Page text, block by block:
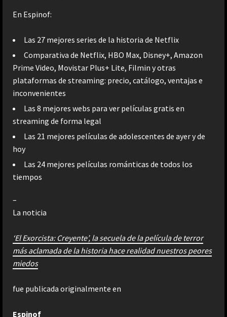
En Espinof:
Las 27 mejores series de la historia de Netflix
Comparativa de Netflix, HBO Max, Disney+, Amazon
Prime Video, Movistar Plus+ Lite, Filmin y otras
plataformas de streaming: precio, catálogo, ventajas e
inconvenientes
Las 8 mejores webs para ver películas gratis en
streaming de forma legal
Las 21 mejores películas de adolescentes de ayer y de
hoy
Las 24 mejores películas románticas de todos los
tiempos
–
La noticia
‘El Exorcista: Creyente’, la secuela de la película de terror
más aclamada de la historia hace realidad nuestros peores
miedos
fue publicada originalmente en
Espinof